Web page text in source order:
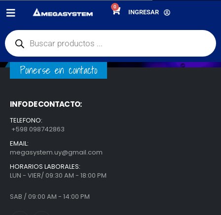
0
INGRESAR
PRE-VENTA
Ponerse en contacto
INFO DE CONTACTO:
TELEFONO:
+598 098742863
EMAIL:
megasystem.uy@gmail.com
HORARIOS LABORALES:
LUN - VIER/ 09:30 AM - 18:00 PM
SAB / 09:00 AM - 14:00 PM